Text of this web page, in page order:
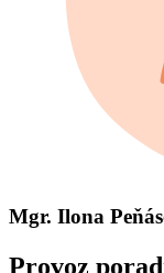
Mgr. Ilona
Provoz